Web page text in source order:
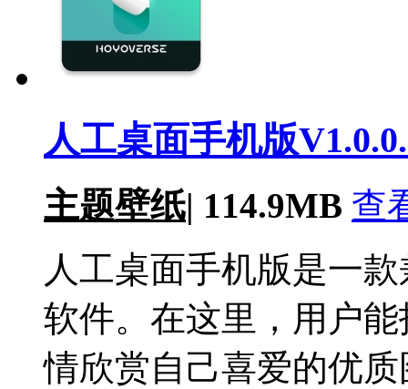
人工桌面手机版
主题壁纸| 114.9MB 查
人工桌面手机版是一
软件。在这里，用户
情欣赏自己喜爱的优